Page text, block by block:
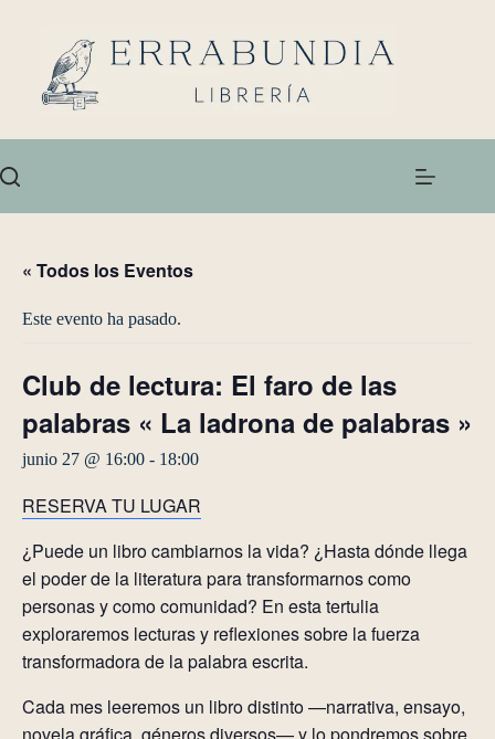
« Todos los Eventos
Este evento ha pasado.
Club de lectura: El faro de las
palabras « La ladrona de palabras »
junio 27 @ 16:00 - 18:00
RESERVA TU LUGAR
¿Puede un libro cambiarnos la vida? ¿Hasta dónde llega
el poder de la literatura para transformarnos como
personas y como comunidad? En esta tertulia
exploraremos lecturas y reflexiones sobre la fuerza
transformadora de la palabra escrita.
Cada mes leeremos un libro distinto —narrativa, ensayo,